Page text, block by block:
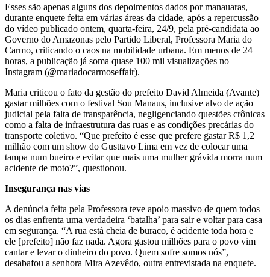
Esses são apenas alguns dos depoimentos dados por manauaras,
durante enquete feita em várias áreas da cidade, após a repercussão
do vídeo publicado ontem, quarta-feira, 24/9, pela pré-candidata ao
Governo do Amazonas pelo Partido Liberal, Professora Maria do
Carmo, criticando o caos na mobilidade urbana. Em menos de 24
horas, a publicação já soma quase 100 mil visualizações no
Instagram (@mariadocarmoseffair).
Maria criticou o fato da gestão do prefeito David Almeida (Avante)
gastar milhões com o festival Sou Manaus, inclusive alvo de ação
judicial pela falta de transparência, negligenciando questões crônicas
como a falta de infraestrutura das ruas e as condições precárias do
transporte coletivo. “Que prefeito é esse que prefere gastar R$ 1,2
milhão com um show do Gusttavo Lima em vez de colocar uma
tampa num bueiro e evitar que mais uma mulher grávida morra num
acidente de moto?”, questionou.
Insegurança nas vias
A denúncia feita pela Professora teve apoio massivo de quem todos
os dias enfrenta uma verdadeira ‘batalha’ para sair e voltar para casa
em segurança. “A rua está cheia de buraco, é acidente toda hora e
ele [prefeito] não faz nada. Agora gastou milhões para o povo vim
cantar e levar o dinheiro do povo. Quem sofre somos nós”,
desabafou a senhora Mira Azevêdo, outra entrevistada na enquete.